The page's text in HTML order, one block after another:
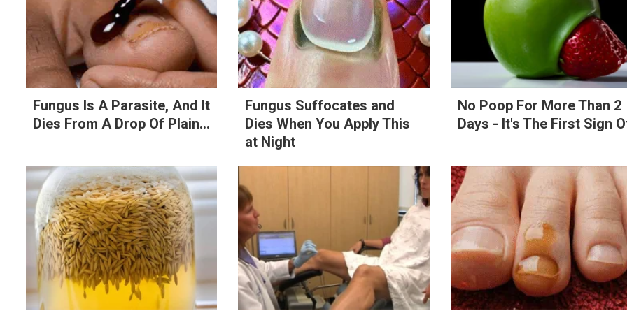
Fungus Is A Parasite, And It
Dies From A Drop Of Plain...
Fungus Suffocates and
Dies When You Apply This
at Night
No Poop For More Than 2
Days - It's The First Sign